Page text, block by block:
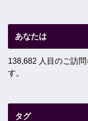
あなたは
138,682 人目のご訪
す。
タグ